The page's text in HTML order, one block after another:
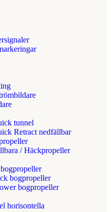
tunnel
Retract nedfällbar
/ Häckpropeller
bogpropeller
bogpropeller
horisontella